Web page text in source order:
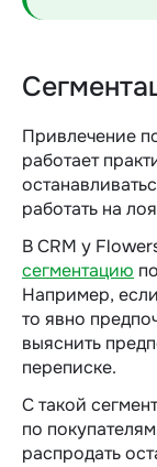
Привлечение
работает
работать на
В CRM у
сегментацию
Например,
то явно
выяснить
переписке.
С такой
по
распродать